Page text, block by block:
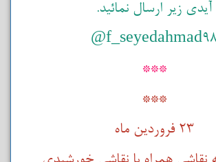
آیدی زیر ارسال نمائید.
***
***
23 فروردین ماه